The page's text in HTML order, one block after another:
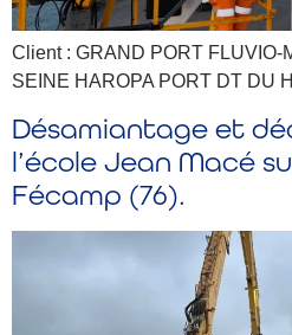
Client : GRAND PORT FLUVIO-
SEINE HAROPA PORT DT DU
Désamiantage et
l’école Jean Macé
Fécamp (76).